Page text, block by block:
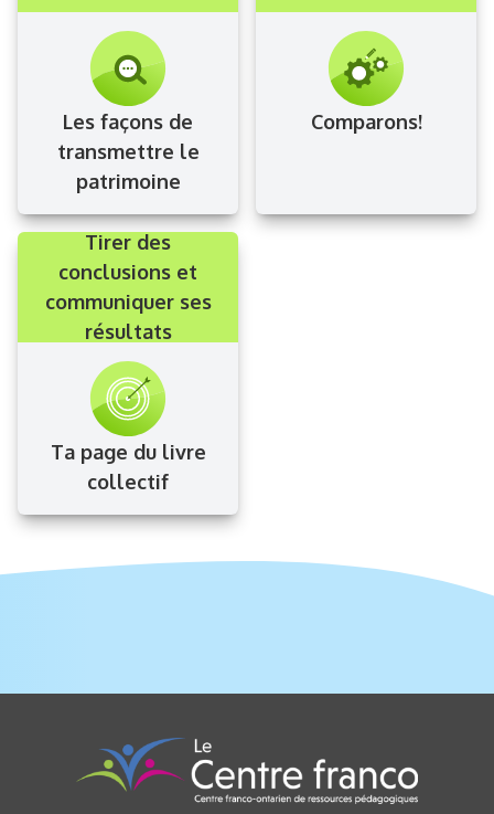
Les façons de
transmettre le
patrimoine
Comparons!
Tirer des
conclusions et
communiquer ses
résultats
Ta page du livre
collectif